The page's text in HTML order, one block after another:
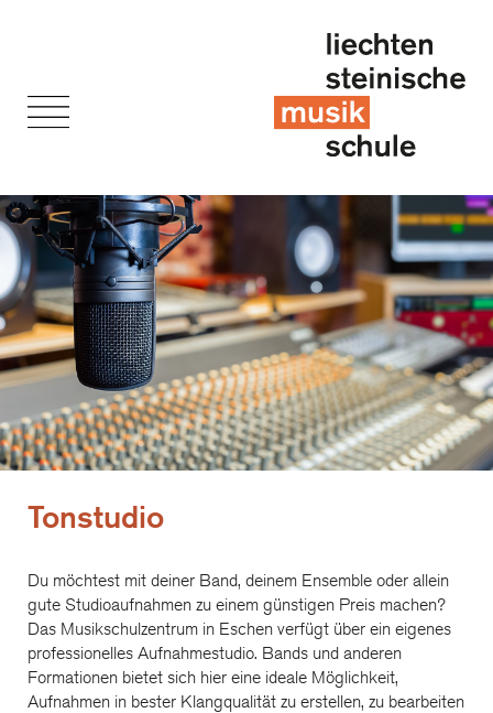
Tonstudio
Du möchtest mit deiner Band, deinem Ensemble oder allein
gute Studioaufnahmen zu einem günstigen Preis machen?
Das Musikschulzentrum in Eschen verfügt über ein eigenes
professionelles Aufnahmestudio. Bands und anderen
Formationen bietet sich hier eine ideale Möglichkeit,
Aufnahmen in bester Klangqualität zu erstellen, zu bearbeiten